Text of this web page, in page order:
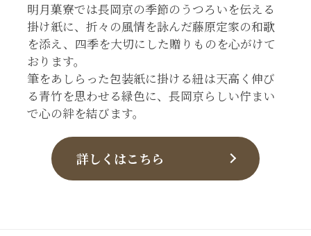
明月菓寮では長岡京の季節のうつろいを伝える
掛け紙に、折々の風情を詠んだ藤原定家の和歌
を添え、四季を大切にした贈りものを心がけて
おります。
筆をあしらった包装紙に掛ける紐は天高く伸び
る青竹を思わせる緑色に、長岡京らしい佇まい
で心の絆を結びます。
詳しくはこちら